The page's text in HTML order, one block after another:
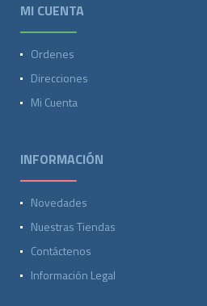
MI CUENTA
Ordenes
Direcciones
Mi Cuenta
INFORMACIÓN
Novedades
Nuestras Tiendas
Contáctenos
Información Legal